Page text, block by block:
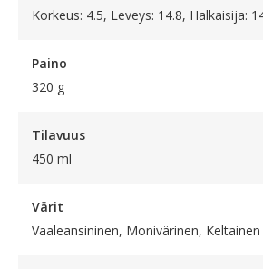
Korkeus: 4.5, Leveys: 14.8, Halkaisija:
Paino
320 g
Tilavuus
450 ml
Värit
Vaaleansininen, Monivärinen, Keltainen